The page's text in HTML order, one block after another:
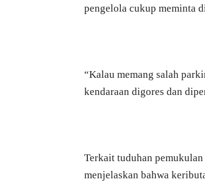
pengelola cukup meminta
“Kalau memang salah
kendaraan digores dan
Terkait tuduhan
menjelaskan bahwa